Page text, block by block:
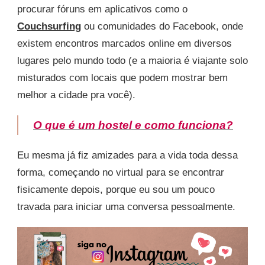
procurar fóruns em aplicativos como o
Couchsurfing ou comunidades do Facebook, onde
existem encontros marcados online em diversos
lugares pelo mundo todo (e a maioria é viajante solo
misturados com locais que podem mostrar bem
melhor a cidade pra você).
O que é um hostel e como funciona?
Eu mesma já fiz amizades para a vida toda dessa
forma, começando no virtual para se encontrar
fisicamente depois, porque eu sou um pouco
travada para iniciar uma conversa pessoalmente.